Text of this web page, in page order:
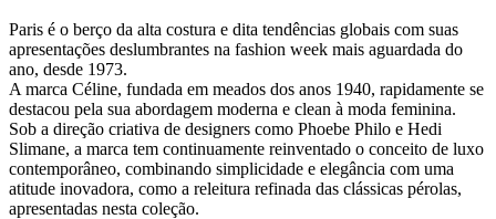
Paris é o berço da alta costura e dita tendências globais com suas
apresentações deslumbrantes na fashion week mais aguardada do
ano, desde 1973.
A marca Céline, fundada em meados dos anos 1940, rapidamente se
destacou pela sua abordagem moderna e clean à moda feminina.
Sob a direção criativa de designers como Phoebe Philo e Hedi
Slimane, a marca tem continuamente reinventado o conceito de luxo
contemporâneo, combinando simplicidade e elegância com uma
atitude inovadora, como a releitura refinada das clássicas pérolas,
apresentadas nesta coleção.